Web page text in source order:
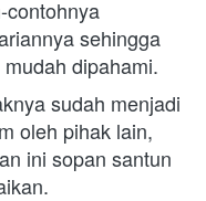
contohnya
sehingga
dipahami.
sudah menjadi
oleh pihak lain,
ini sopan santun